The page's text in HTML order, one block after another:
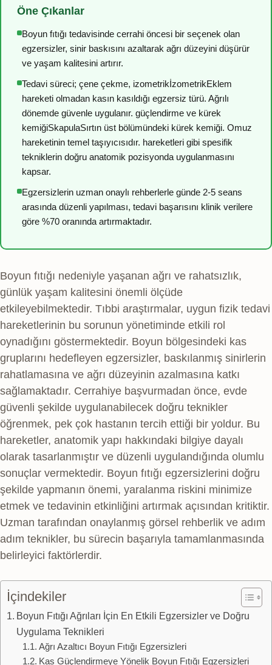
Öne Çıkanlar
Boyun fıtığı tedavisinde cerrahi öncesi bir seçenek olan
egzersizler, sinir baskısını azaltarak ağrı düzeyini düşürür
ve yaşam kalitesini artırır.
Tedavi süreci; çene çekme, izometrikİzometrikEklem
hareketi olmadan kasın kasıldığı egzersiz türü. Ağrılı
dönemde güvenle uygulanır. güçlendirme ve kürek
kemiğiSkapulaSırtın üst bölümündeki kürek kemiği. Omuz
hareketinin temel taşıyıcısıdır. hareketleri gibi spesifik
tekniklerin doğru anatomik pozisyonda uygulanmasını
kapsar.
Egzersizlerin uzman onaylı rehberlerle günde 2-5 seans
arasında düzenli yapılması, tedavi başarısını klinik verilere
göre %70 oranında artırmaktadır.
Boyun fıtığı nedeniyle yaşanan ağrı ve rahatsızlık,
günlük yaşam kalitesini önemli ölçüde
etkileyebilmektedir. Tıbbi araştırmalar, uygun fizik tedavi
hareketlerinin bu sorunun yönetiminde etkili rol
oynadığını göstermektedir. Boyun bölgesindeki kas
gruplarını hedefleyen egzersizler, baskılanmış sinirlerin
rahatlamasına ve ağrı düzeyinin azalmasına katkı
sağlamaktadır. Cerrahiye başvurmadan önce, evde
güvenli şekilde uygulanabilecek doğru teknikler
öğrenmek, pek çok hastanın tercih ettiği bir yoldur. Bu
hareketler, anatomik yapı hakkındaki bilgiye dayalı
olarak tasarlanmıştır ve düzenli uygulandığında olumlu
sonuçlar vermektedir. Boyun fıtığı egzersizlerini doğru
şekilde yapmanın önemi, yaralanma riskini minimize
etmek ve tedavinin etkinliğini artırmak açısından kritiktir.
Uzman tarafından onaylanmış görsel rehberlik ve adım
adım teknikler, bu sürecin başarıyla tamamlanmasında
belirleyici faktörlerdir.
İçindekiler
Boyun Fıtığı Ağrıları İçin En Etkili Egzersizler ve Doğru
Uygulama Teknikleri
Ağrı Azaltıcı Boyun Fıtığı Egzersizleri
Kas Güçlendirmeye Yönelik Boyun Fıtığı Egzersizleri